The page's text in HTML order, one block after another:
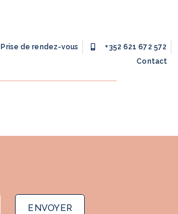
Prise de rendez-vous
+352 621 672 572
Contact
ENVOYER